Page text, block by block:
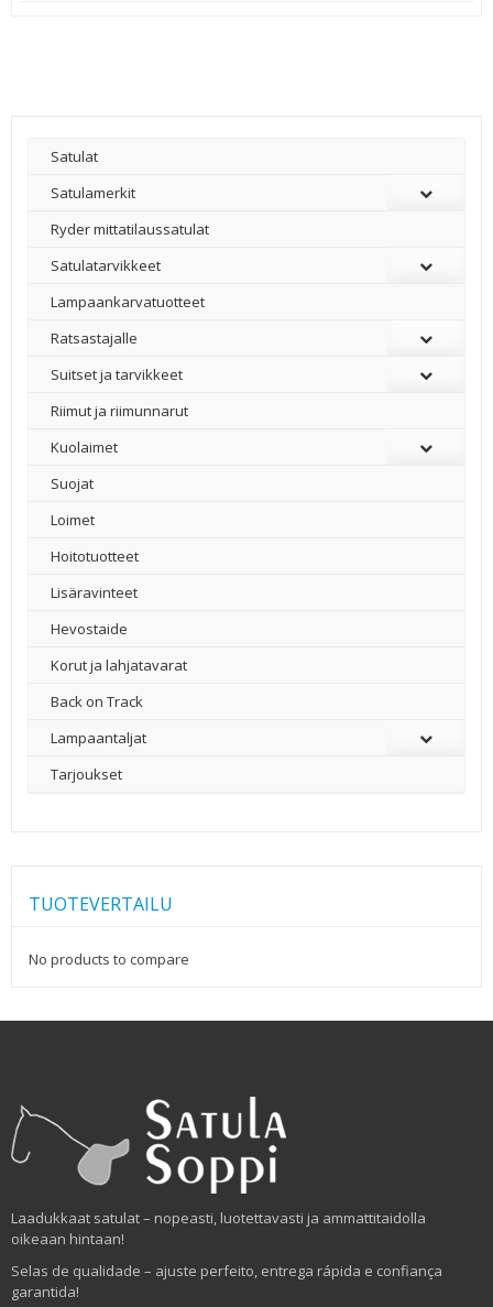
Satulat
Satulamerkit
Ryder mittatilaussatulat
Satulatarvikkeet
–
Lampaankarvatuotteet
Ratsastajalle
Suitset ja tarvikkeet
Riimut ja riimunnarut
Kuolaimet
Suojat
Loimet
Hoitotuotteet
Lisäravinteet
Hevostaide
Korut ja lahjatavarat
Back on Track
Lampaantaljat
Tarjoukset
TUOTEVERTAILU
No products to compare
Laadukkaat satulat – nopeasti, luotettavasti ja ammattitaidolla
oikeaan hintaan!
Selas de qualidade – ajuste perfeito, entrega rápida e confiança
garantida!